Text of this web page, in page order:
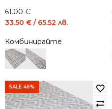
61.00€
Original
was:
61.00 €
/
лв..
33.50 € / 65.52 лв.
Комбинирайте
SALE 46%